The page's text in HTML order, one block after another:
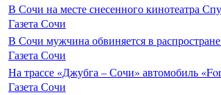
В Сочи на месте снесенного кинотеатра
Газета Сочи
В Сочи мужчина обвиняется в
Газета Сочи
На трассе «Джубга – Сочи» автомобиль
Газета Сочи